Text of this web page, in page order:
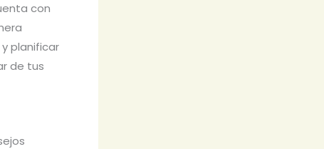
con
planificar
de tus